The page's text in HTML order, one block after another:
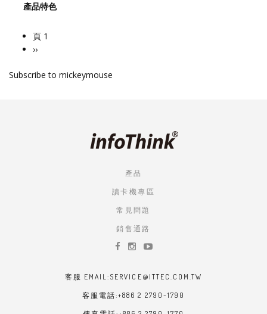
產品特色
Pagination
頁 1
下
頁
››
Subscribe to mickeymouse
產品
讀卡機專區
常見問題
銷售通路
客服 EMAIL:SERVICE@ITTEC.COM.TW
客服電話:+886 2 2790-1790